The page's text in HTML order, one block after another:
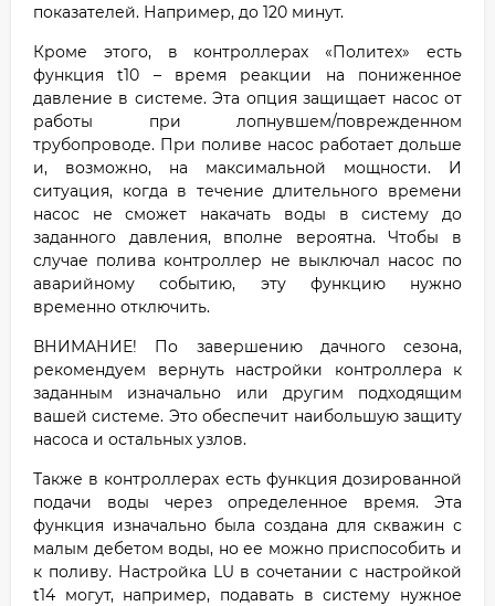
показателей. Например, до 120 минут.
Кроме этого, в контроллерах «Политех» есть
функция t10 – время реакции на пониженное
давление в системе. Эта опция защищает насос от
работы при лопнувшем/поврежденном
трубопроводе. При поливе насос работает дольше
и, возможно, на максимальной мощности. И
ситуация, когда в течение длительного времени
насос не сможет накачать воды в систему до
заданного давления, вполне вероятна. Чтобы в
случае полива контроллер не выключал насос по
аварийному событию, эту функцию нужно
временно отключить.
ВНИМАНИЕ! По завершению дачного сезона,
рекомендуем вернуть настройки контроллера к
заданным изначально или другим подходящим
вашей системе. Это обеспечит наибольшую защиту
насоса и остальных узлов.
Также в контроллерах есть функция дозированной
подачи воды через определенное время. Эта
функция изначально была создана для скважин с
малым дебетом воды, но ее можно приспособить и
к поливу. Настройка LU в сочетании с настройкой
t14 могут, например, подавать в систему нужное